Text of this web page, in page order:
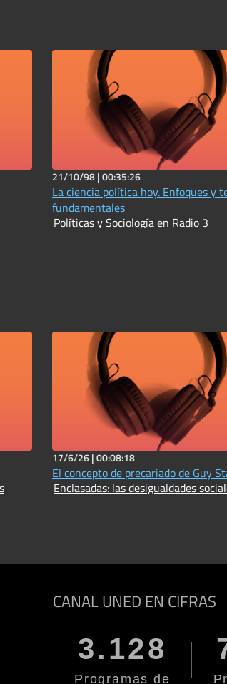
21/10/98 |00:35:26
La ciencia política hoy. Enfoques y
fundamentales
Políticas y Sociología en Radio 3
17/6/26 |00:08:18
El concepto de precariado de Guy
Enclasadas: las desigualdades
CANAL UNED EN CIFRAS
3.128
Programas de